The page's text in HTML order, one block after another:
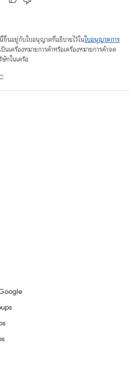
ขึ้นอยู่กับใบอนุญาตที่อธิบายไว้ในใบอนุญาตการ
เครื่องหมายการค้าหรือเครื่องหมายการค้าจด
ทในเครือ